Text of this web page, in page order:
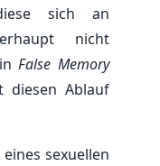
sich an
nicht
False Memory
diesen Ablauf
sexuellen